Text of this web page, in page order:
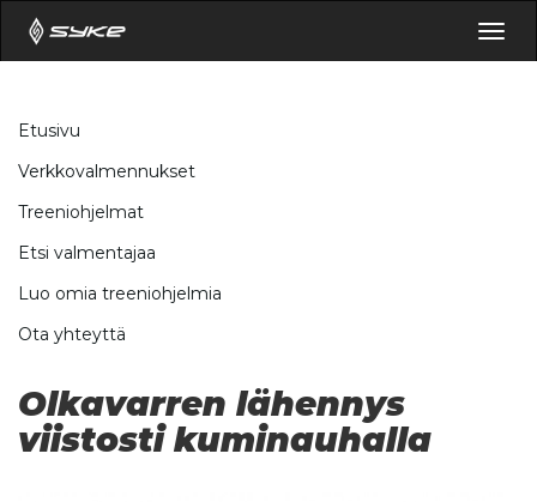
Etusivu
Verkkovalmennukset
Treeniohjelmat
Etsi valmentajaa
Luo omia treeniohjelmia
Ota yhteyttä
Olkavarren lähennys
viistosti kuminauhalla